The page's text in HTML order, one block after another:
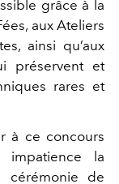
grâce à la
aux Ateliers
ainsi qu’aux
préservent et
rares et
à ce concours
impatience la
cérémonie de